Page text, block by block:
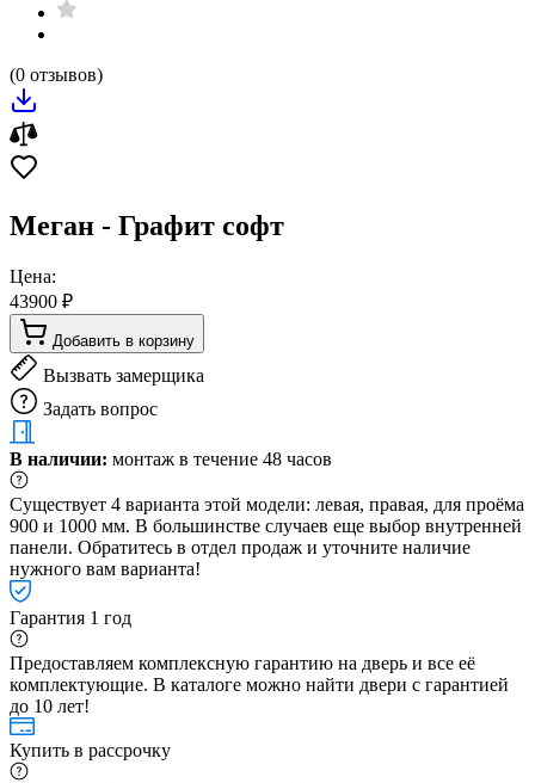
(0 отзывов)
Меган - Графит софт
Цена:
43900 ₽
Добавить в корзину
Вызвать замерщика
Задать вопрос
В наличии: монтаж в течение 48 часов
Существует 4 варианта этой модели: левая, правая, для проёма
900 и 1000 мм. В большинстве случаев еще выбор внутренней
панели. Обратитесь в отдел продаж и уточните наличие
нужного вам варианта!
Гарантия 1 год
Предоставляем комплексную гарантию на дверь и все её
комплектующие. В каталоге можно найти двери с гарантией
до 10 лет!
Купить в рассрочку